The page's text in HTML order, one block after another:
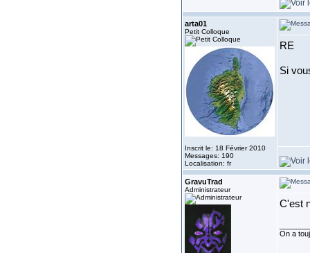
arta01
Petit Colloque
Inscrit le: 18 Février 2010
Messages: 190
Localisation: fr
RE
Si
GravuTrad
Administrateur
C'est
On a